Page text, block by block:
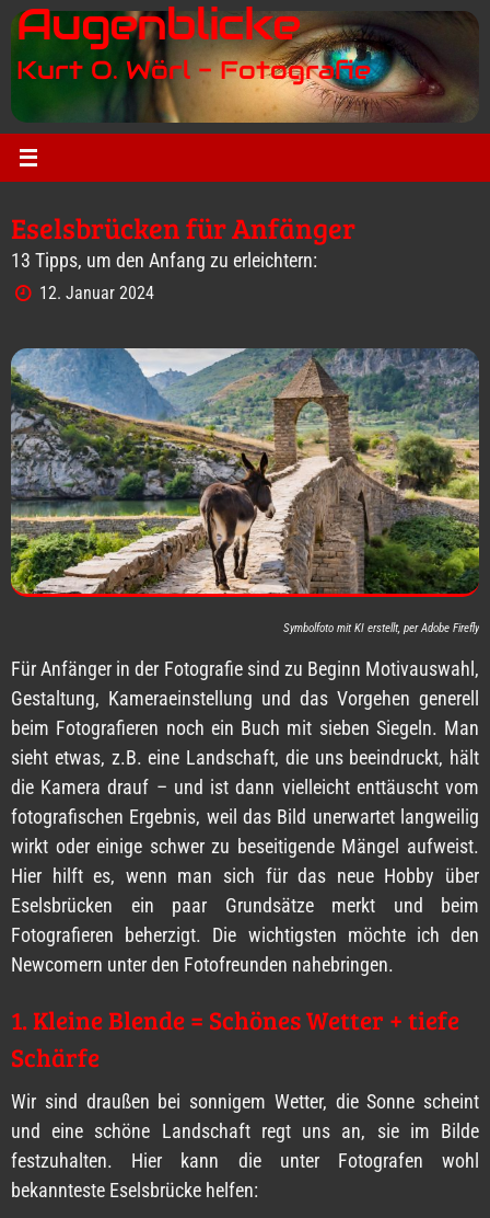
Zum
Inhalt
springen
Augenblicke
Kurt O. Wörl - Fotografie
Eselsbrücken für Anfänger
13 Tipps, um den Anfang zu erleichtern:
12. Januar 2024
Symbolfoto mit KI erstellt, per Adobe Firefly
Für Anfänger in der Fotografie sind zu Beginn Motivauswahl,
Gestaltung, Kameraeinstellung und das Vorgehen generell
beim Fotografieren noch ein Buch mit sieben Siegeln. Man
sieht etwas, z.B. eine Landschaft, die uns beeindruckt, hält
die Kamera drauf – und ist dann vielleicht enttäuscht vom
fotografischen Ergebnis, weil das Bild unerwartet langweilig
wirkt oder einige schwer zu beseitigende Mängel aufweist.
Hier hilft es, wenn man sich für das neue Hobby über
Eselsbrücken ein paar Grundsätze merkt und beim
Fotografieren beherzigt. Die wichtigsten möchte ich den
Newcomern unter den Fotofreunden nahebringen.
1. Kleine Blende = Schönes Wetter + tiefe
Schärfe
Wir sind draußen bei sonnigem Wetter, die Sonne scheint
und eine schöne Landschaft regt uns an, sie im Bilde
festzuhalten. Hier kann die unter Fotografen wohl
bekannteste Eselsbrücke helfen: